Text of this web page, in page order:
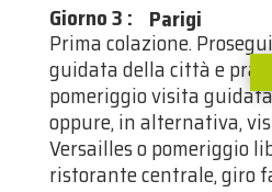
Giorno 3 : Parigi
Prima colazione.
guidata della città e
pomeriggio visita
oppure, in alternativa,
Versailles o pomeriggio
ristorante centrale, giro